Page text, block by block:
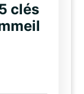
clés